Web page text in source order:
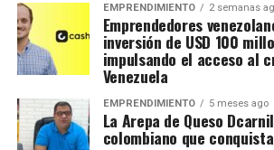
EMPRENDIMIENTO 2 semanas
Emprendedores
inversión de USD 100
impulsando el acceso al
Venezuela
EMPRENDIMIENTO 5 meses ago
La Arepa de Queso
colombiano que